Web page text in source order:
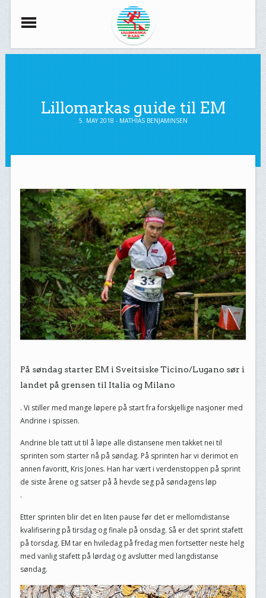
Lillomarkas guide til EM
5. MAY 2018 - MATHIAS BENJAMINSEN
På søndag starter EM i Sveitsiske Ticino/Lugano sør i
landet på grensen til Italia og Milano
. Vi stiller med mange løpere på start fra forskjellige nasjoner med
Andrine i spissen.
Andrine ble tatt ut til å løpe alle distansene men takket nei til
sprinten som starter nå på søndag. På sprinten har vi derimot en
annen favoritt, Kris Jones. Han har vært i verdenstoppen på sprint
de siste årene og satser på å hevde seg på søndagens løp
.
Etter sprinten blir det en liten pause før det er mellomdistanse
kvalifisering på tirsdag og finale på onsdag. Så er det sprint stafett
på torsdag. EM tar en hviledag på fredag men fortsetter neste helg
med vanlig stafett på lørdag og avslutter med langdistanse
søndag.